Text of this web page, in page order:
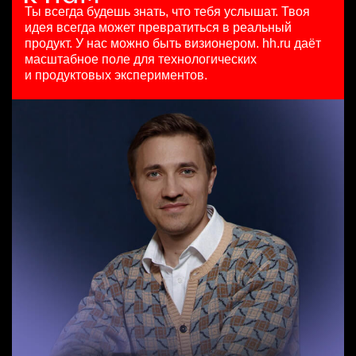
3 авг. 2026
з/п не указана
Москва
HeadHunter::Коммерческий департамент
125000 - 175000 ₽
Ярославль
Старший специалист телемаркетинга
HeadHunter::Телефонные продажи
10 июл. 2026
з/п не указана
Москва
Маркетинговый аналитик на направление "Страны"
HeadHunter::Analytics/Data Science
4 авг. 2026
Москва
Ты всегда будешь знать, что тебя услышат. Твоя
идея всегда может превратиться в реальный
продукт. У нас можно быть визионером. hh.ru даёт
масштабное поле для технологических
и продуктовых экспериментов.